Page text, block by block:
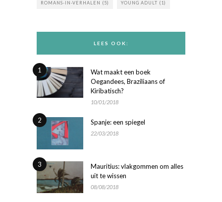
ROMANS-IN-VERHALEN (5) YOUNG ADULT (1)
LEES OOK:
1
Wat maakt een boek
Oegandees, Braziliaans of
Kiribatisch?
10/01/2018
2 Spanje: een spiegel
22/03/2018
3
Mauritius: vlakgommen om alles
uit te wissen
08/08/2018